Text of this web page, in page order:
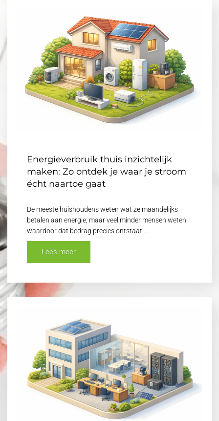
Energieverbruik thuis inzichtelijk
maken: Zo ontdek je waar je stroom
écht naartoe gaat
De meeste huishoudens weten wat ze maandelijks
betalen aan energie, maar veel minder mensen weten
waardoor dat bedrag precies ontstaat.…
Lees meer